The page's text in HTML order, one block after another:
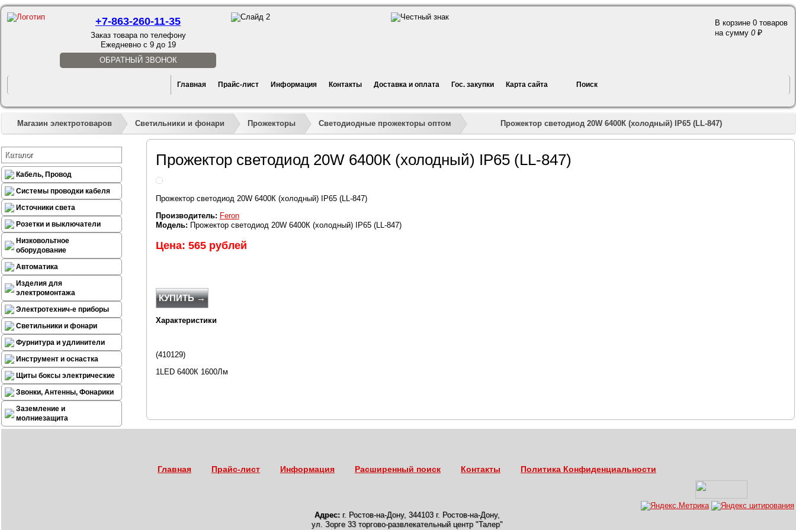
+7-863-260-11-35
Заказ товара по телефону
Ежедневно с 9 до 19
ОБРАТНЫЙ ЗВОНОК
В корзине 0 товаров
на сумму 0
Главная Прайс-лист Информация Контакты Доставка и оплата Гос. закупки Карта сайта Поиск
Магазин электротоваров »
Светильники и фонари »
Прожекторы Светодиодные прожекторы оптом Прожектор светодиод 20W 6400К (холодный) IP65 (LL-847)
Каталог
Кабель, Провод
Системы проводки кабеля
Источники света
Розетки и выключатели
Низковольтное
оборудование
Автоматика
Изделия для
электромонтажа
Электротехнич-е приборы
Светильники и фонари
Фурнитура и удлинители
Инструмент и оснастка
Щиты боксы электрические
Звонки, Антенны, Фонарики
Заземление и
молниезащита
Прожектор светодиод 20W 6400К (холодный) IP65 (LL-847)
Прожектор светодиод 20W 6400К (холодный) IP65 (LL-847)
Производитель: Feron
Модель: Прожектор светодиод 20W 6400К (холодный) IP65 (LL-847)
Цена: 565 рублей
КУПИТЬ →
Характеристики
(410129)
1LED 6400К 1600Лм
Главная Прайс-лист Информация Расширенный поиск Контакты Политика Конфиденциальности
Адрес: г. Ростов-на-Дону, 344103 г. Ростов-на-Дону,
ул. Зорге 33 торгово-развлекательный центр "Талер"